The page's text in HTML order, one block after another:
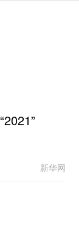
新华网